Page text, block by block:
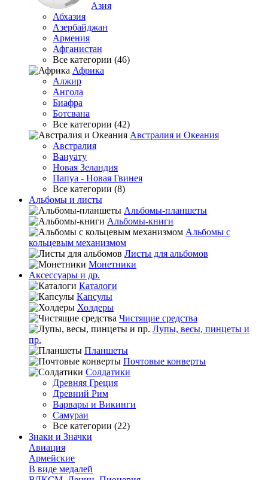
Азия
Абхазия
Азербайджан
Армения
Афганистан
Все категории (46)
Африка
Алжир
Ангола
Биафра
Ботсвана
Все категории (42)
Австралия и Океания
Австралия
Вануату
Новая Зеландия
Папуа - Новая Гвинея
Все категории (8)
Альбомы и листы
Альбомы-планшеты
Альбомы-книги
Альбомы с
кольцевым механизмом
Листы для альбомов
Монетники
Аксессуары и др.
Каталоги
Капсулы
Холдеры
Чистящие средства
Лупы, весы, пинцеты и
пр.
Планшеты
Почтовые конверты
Солдатики
Древняя Греция
Древний Рим
Варвары и Викинги
Самураи
Все категории (22)
Знаки и Значки
Авиация
Армейские
В виде медалей